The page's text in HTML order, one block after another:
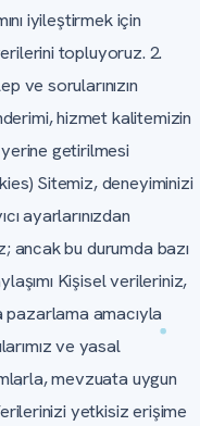
iyileştirmek için
topluyoruz. 2.
ve sorularınızın
hizmet kalitemizin
getirilmesi
Sitemiz, deneyiminizi
ayarlarınızdan
bu durumda bazı
Kişisel verileriniz,
pazarlama amacıyla
ve yasal
mevzuata uygun
yetkisiz erişime